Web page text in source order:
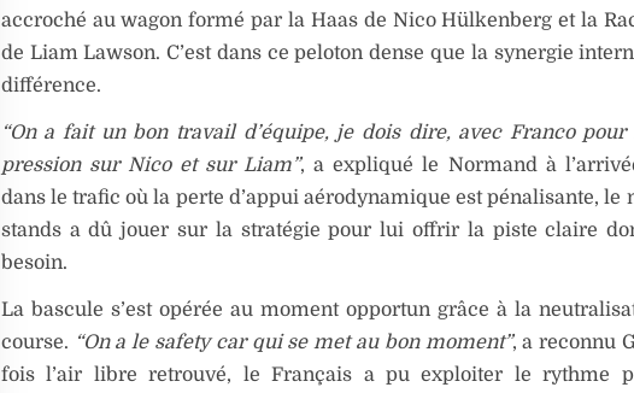
accroché au wagon formé par la Haas de Nico Hülkenberg et la
de Liam Lawson. C’est dans ce peloton dense que la synergie
différence.
“On a fait un bon travail d’équipe, je dois dire, avec Franco
pression sur Nico et sur Liam”, a expliqué le Normand à
dans le trafic où la perte d’appui aérodynamique est pénalisante, le
stands a dû jouer sur la stratégie pour lui offrir la piste claire
besoin.
La bascule s’est opérée au moment opportun grâce à la
course. “On a le safety car qui se met au bon moment”, a reconnu
fois l’air libre retrouvé, le Français a pu exploiter le rythme